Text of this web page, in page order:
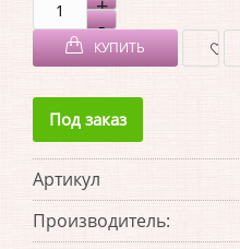
КУПИТЬ
Под заказ
Артикул
Производитель: